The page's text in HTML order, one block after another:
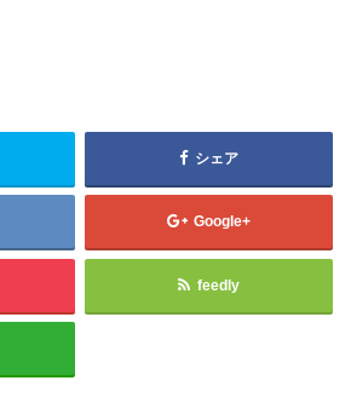
シェア
Google+
feedly